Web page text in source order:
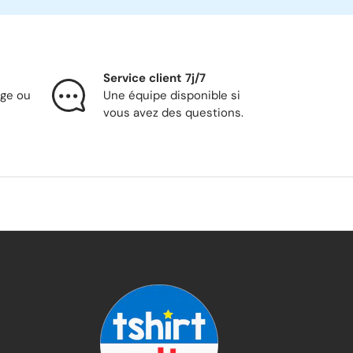
ou
Service client 7j/7
Une équipe disponible si
vous avez des questions.